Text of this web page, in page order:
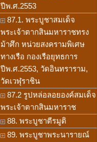
ปีพ.ศ.2553
87.1. พระบูชาสมเด็จ
พระเจ้าตากสินมหาราชทรง
ม้าศึก หน่วยสงครามพิเศษ
ทางเรือ กองเรือยุทธการ
ปีพ.ศ.2553, วัดอินทราราม,
วัดเวฬุราชิน
87.2 รูปหล่อลอยองค์สมเด็จ
พระเจ้าตากสินมหาราช
88. พระบูชาตีรมูติ
89. พระบูชาพระนารายณ์